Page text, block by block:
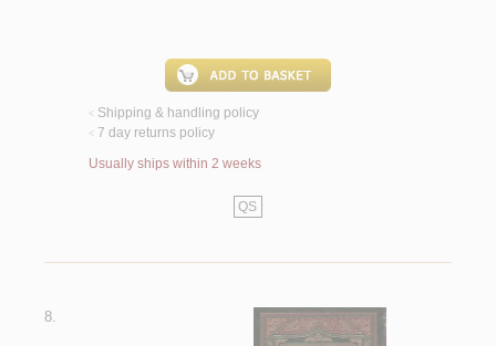
< Shipping & handling policy
< 7 day returns policy
Usually ships within 2 weeks
QS
8.